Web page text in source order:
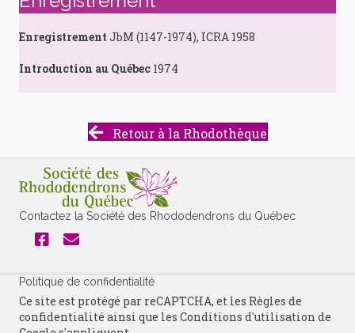
Enregistrement JbM (1147-1974), ICRA 1958
Introduction au Québec 1974
Retour à la Rhodothèque
Contactez la Société des Rhododendrons du Québec
Politique de confidentialité
Ce site est protégé par reCAPTCHA, et les Règles de
confidentialité ainsi que les Conditions d'utilisation de